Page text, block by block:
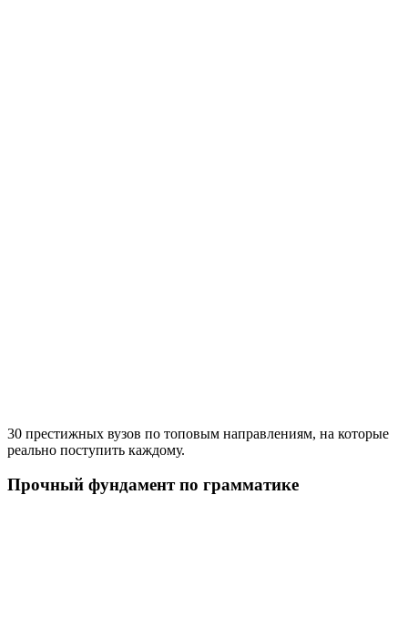
30 престижных вузов по топовым направлениям, на которые
реально поступить каждому.
Прочный фундамент по грамматике